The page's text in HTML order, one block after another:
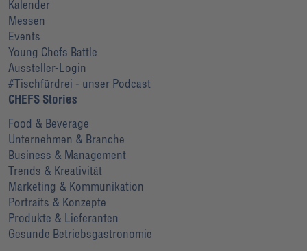
Kalender
Messen
Events
Young Chefs Battle
Aussteller-Login
#Tischfürdrei - unser Podcast
CHEFS Stories
Food & Beverage
Unternehmen & Branche
Business & Management
Trends & Kreativität
Marketing & Kommunikation
Portraits & Konzepte
Produkte & Lieferanten
Gesunde Betriebsgastronomie